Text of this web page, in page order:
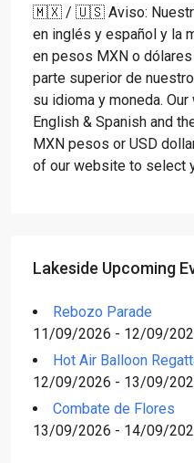
🇲🇽 / 🇺🇸 Aviso:
en inglés y español y la
en pesos MXN o
parte superior de
su idioma y moneda.
English & Spanish and
MXN pesos or USD
of our website to select
Lakeside Upcoming
Rebozo Parade
11/09/2026 - 12/09/
Hot Air Balloon
12/09/2026 - 13/09/
Combate de Flores
13/09/2026 - 14/09/